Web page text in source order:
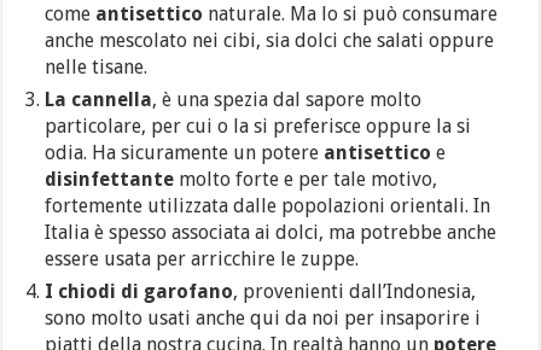
come antisettico naturale. Ma lo si può consumare
anche mescolato nei cibi, sia dolci che salati oppure
nelle tisane.
La cannella, è una spezia dal sapore molto
particolare, per cui o la si preferisce oppure la si
odia. Ha sicuramente un potere antisettico e
disinfettante molto forte e per tale motivo,
fortemente utilizzata dalle popolazioni orientali. In
Italia è spesso associata ai dolci, ma potrebbe anche
essere usata per arricchire le zuppe.
I chiodi di garofano, provenienti dall’Indonesia,
sono molto usati anche qui da noi per insaporire i
piatti della nostra cucina. In realtà hanno un potere